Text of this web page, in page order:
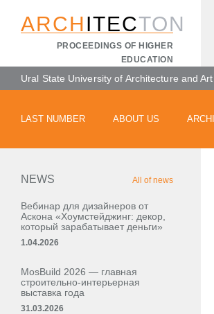
ARCHITECTON
PROCEEDINGS OF HIGHER
EDUCATION
Ural State University of Architecture and Art
LAST NUMBER ABOUT US
NEWS All of news
Вебинар для дизайнеров от
Аскона «Хоумстейджинг: декор,
который зарабатывает деньги»
1.04.2026
MosBuild 2026 — главная
строительно-интерьерная
выставка года
31.03.2026